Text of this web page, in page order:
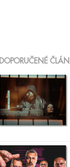
DOPORUČENÉ